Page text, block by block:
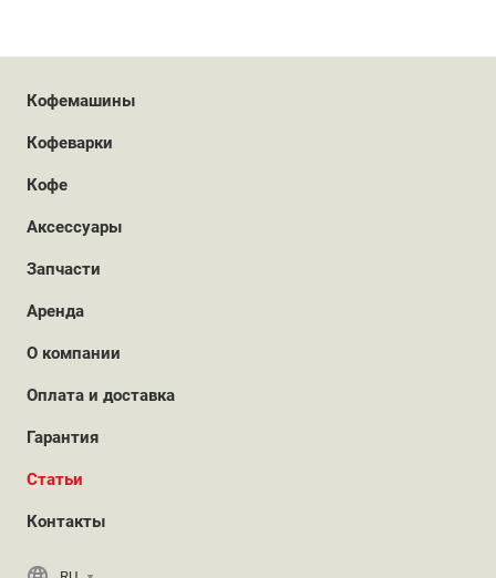
Кофемашины
Кофеварки
Кофе
Аксессуары
Запчасти
Аренда
О компании
Оплата и доставка
Гарантия
Статьи
Контакты